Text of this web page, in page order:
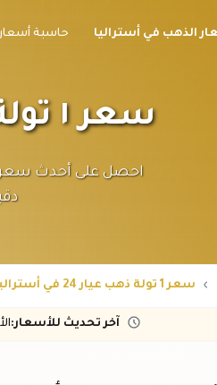
الذهب في أستراليا حاسبة
سعر ١ تولة ذهب عيار ٢٤ في أستراليا
سعر 1 تولة ذهب عيار 24 في أستراليا
آخر تحديث للأسعار: